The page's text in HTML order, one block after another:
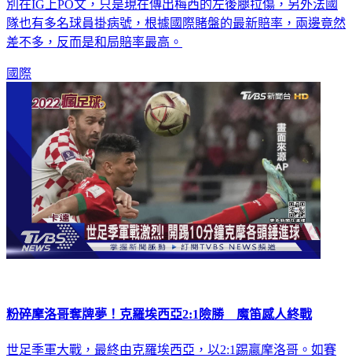
別在IG上PO文，只是現在傳出梅西的左後腿拉傷，另外法國
隊也有多名球員掛病號，根據國際賭盤的最新賠率，兩邊竟然
差不多，反而是和局賠率最高。
國際
粉碎摩洛哥奪牌夢！克羅埃西亞2:1險勝 魔笛感人終戰
世足季軍大戰，最終由克羅埃西亞，以2:1踢贏摩洛哥。如賽